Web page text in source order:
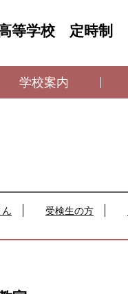
等学校 定時制
学校案内
受検生の方